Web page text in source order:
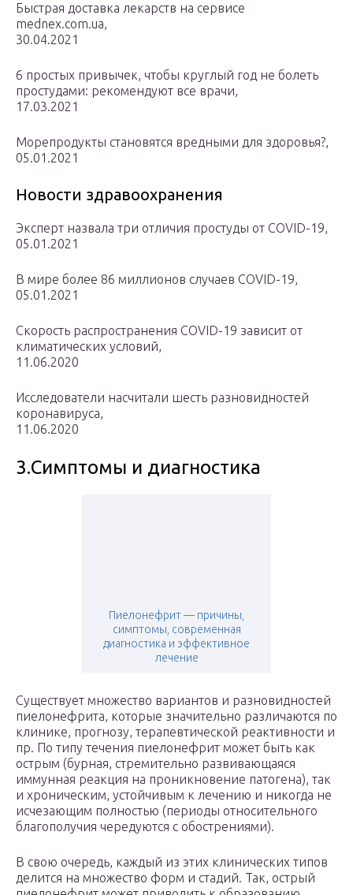
Быстрая доставка лекарств на сервисе
mednex.com.ua,
30.04.2021
6 простых привычек, чтобы круглый год не болеть
простудами: рекомендуют все врачи,
17.03.2021
Морепродукты становятся вредными для здоровья?,
05.01.2021
Новости здравоохранения
Эксперт назвала три отличия простуды от COVID-19,
05.01.2021
В мире более 86 миллионов случаев COVID-19,
05.01.2021
Скорость распространения COVID-19 зависит от
климатических условий,
11.06.2020
Исследователи насчитали шесть разновидностей
коронавируса,
11.06.2020
3.Симптомы и диагностика
Пиелонефрит — причины,
симптомы, современная
диагностика и эффективное
лечение
Существует множество вариантов и разновидностей
пиелонефрита, которые значительно различаются по
клинике, прогнозу, терапевтической реактивности и
пр. По типу течения пиелонефрит может быть как
острым (бурная, стремительно развивающаяся
иммунная реакция на проникновение патогена), так
и хроническим, устойчивым к лечению и никогда не
исчезающим полностью (периоды относительного
благополучия чередуются с обострениями).
В свою очередь, каждый из этих клинических типов
делится на множество форм и стадий. Так, острый